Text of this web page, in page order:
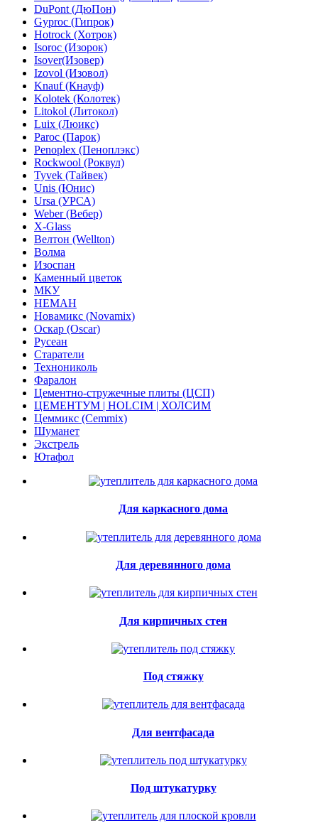
DuPont (ДюПон)
Gyproc (Гипрок)
Hotrock (Хотрок)
Isoroc (Изорок)
Isover(Изовер)
Izovol (Изовол)
Knauf (Кнауф)
Kolotek (Колотек)
Litokol (Литокол)
Luix (Люикс)
Paroc (Парок)
Penoplex (Пеноплэкс)
Rockwool (Роквул)
Tyvek (Тайвек)
Unis (Юнис)
Ursa (УРСА)
Weber (Вебер)
X-Glass
Велтон (Wellton)
Волма
Изоспан
Каменный цветок
МКУ
НЕМАН
Новамикс (Novamix)
Оскар (Oscar)
Русеан
Старатели
Технониколь
Фаралон
Цементно-стружечные плиты (ЦСП)
ЦЕМЕНТУМ | HOLCIM | ХОЛСИМ
Цеммикс (Cemmix)
Шуманет
Экстрель
Ютафол
Для каркасного дома
Для деревянного дома
Для кирпичных стен
Под стяжку
Для вентфасада
Под штукатурку